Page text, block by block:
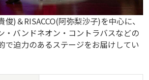
俊)＆RISACCO(阿弥梨沙子)を中心に、
・バンドネオン・コントラバスなどの
で迫力のあるステージをお届けしてい